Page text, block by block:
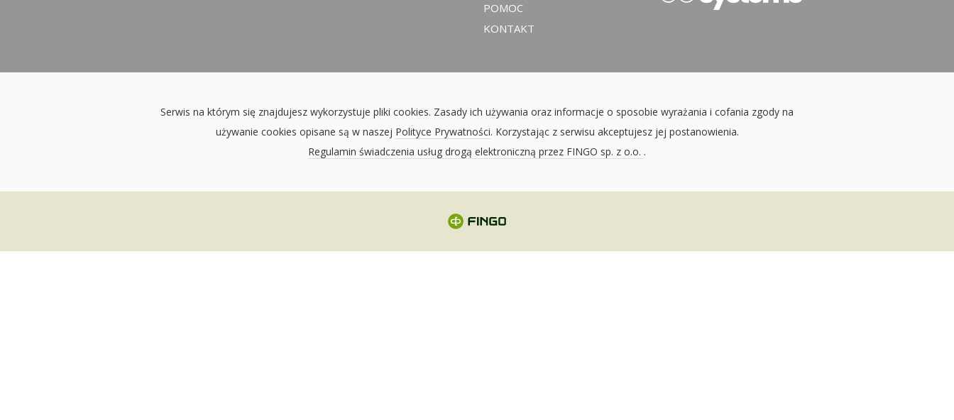
POMOC
KONTAKT
Serwis na którym się znajdujesz wykorzystuje pliki cookies. Zasady ich używania oraz informacje o sposobie wyrażania i cofania zgody na
używanie cookies opisane są w naszej Polityce Prywatności. Korzystając z serwisu akceptujesz jej postanowienia.
Regulamin świadczenia usług drogą elektroniczną przez FINGO sp. z o.o. .